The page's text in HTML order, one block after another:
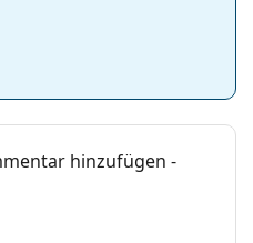
hinzufügen -